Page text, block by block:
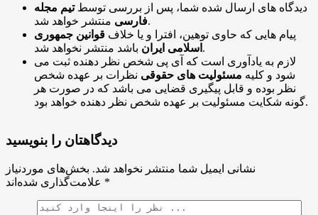
دیدگاه های ارسال شده شما، پس از بررسی توسطتیم مجله
فارسیمنتشر خواهد شد.
پیام هایی که حاوی توهین، افترا و یا خلاف قوانین جمهوری
اسلامی ایران باشد منتشر نخواهد شد.
لازم به یادآوری است که آی پی شخص نظر دهنده ثبت می
شود و کلیه مسئولیت های حقوقی نظرات بر عهده شخص
نظر بوده و قابل پیگیری قضایی می باشد که در صورت هر
گونه شکایت مسئولیت بر عهده شخص نظر دهنده خواهد بود.
دیدگاهتان را بنویسید
نشانی ایمیل شما منتشر نخواهد شد. بخش‌های موردنیاز
*